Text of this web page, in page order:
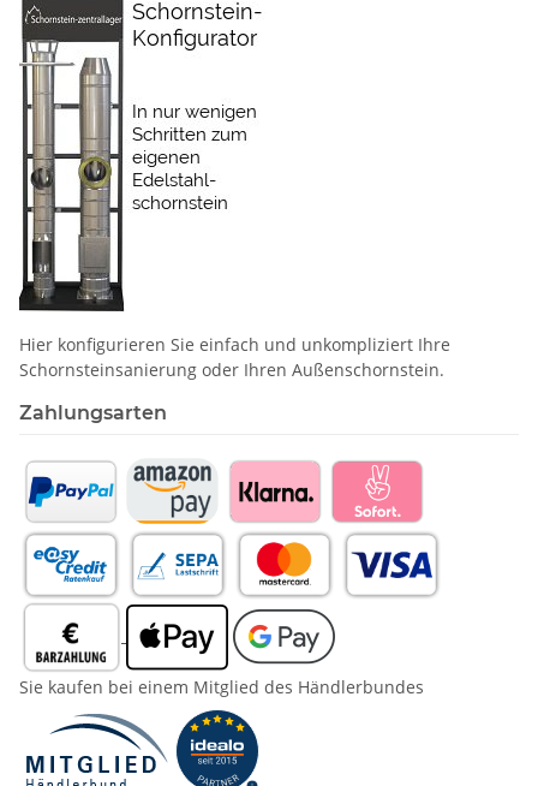
Hier konfigurieren Sie einfach und unkompliziert Ihre
Schornstein­sanierung oder Ihren Außenschornstein.
Zahlungsarten
Sie kaufen bei einem Mitglied des Händlerbundes